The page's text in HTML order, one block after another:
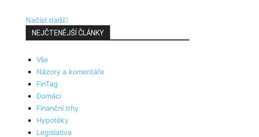
Načíst další
NEJČTENĚJŠÍ ČLÁNKY
Vše
Názory a komentáře
FinTag
Domácí
Finanční trhy
Hypotéky
Legislativa